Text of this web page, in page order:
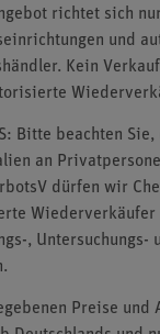
richtet sich
und
Kein
Bitte beachten
an
dürfen wir
Wiederverkäufer
, Untersuchungs-
Preise und